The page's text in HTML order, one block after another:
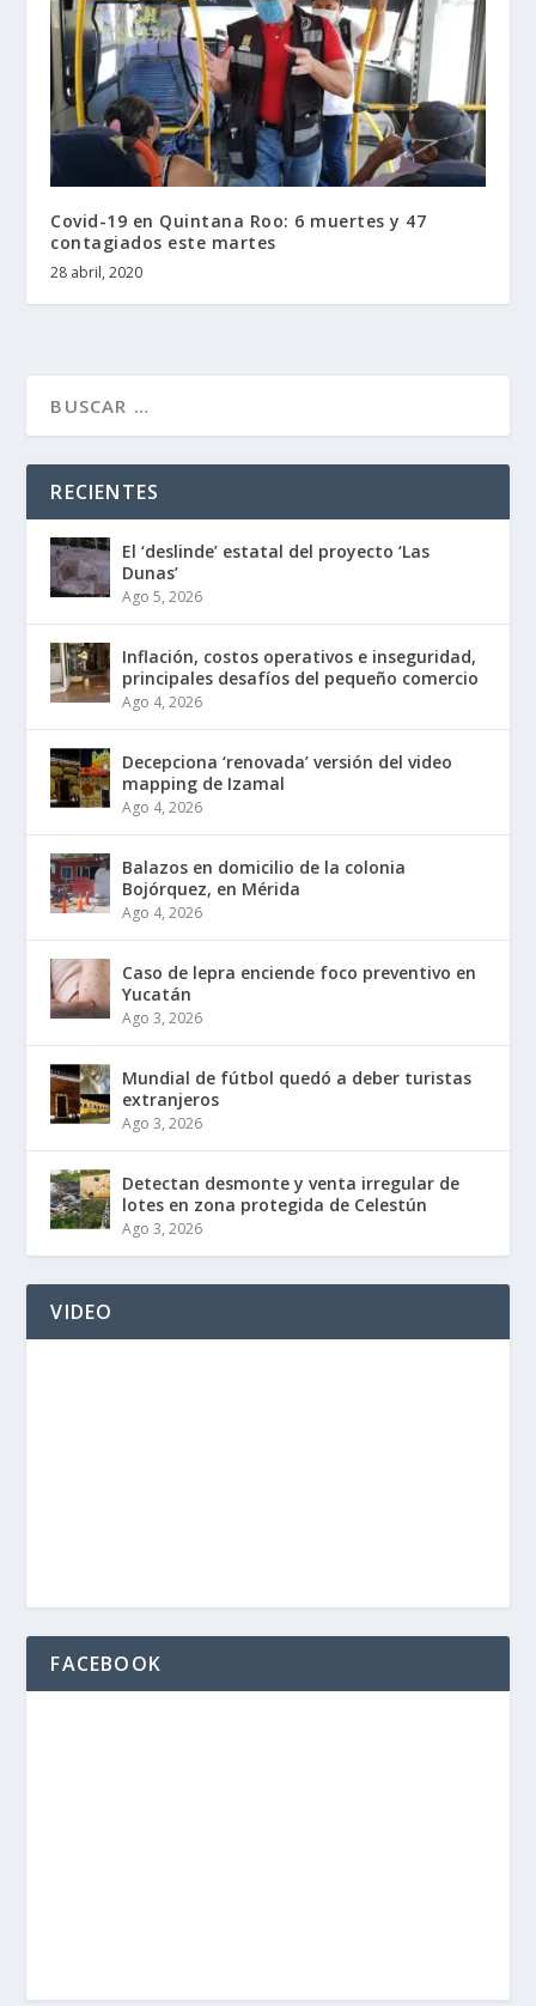
Covid-19 en Quintana Roo: 6 muertes y 47
contagiados este martes
28 abril, 2020
RECIENTES
El ‘deslinde’ estatal del proyecto ‘Las
Dunas’
Ago 5, 2026
Inflación, costos operativos e inseguridad,
principales desafíos del pequeño comercio
Ago 4, 2026
Decepciona ‘renovada’ versión del video
mapping de Izamal
Ago 4, 2026
Balazos en domicilio de la colonia
Bojórquez, en Mérida
Ago 4, 2026
Caso de lepra enciende foco preventivo en
Yucatán
Ago 3, 2026
Mundial de fútbol quedó a deber turistas
extranjeros
Ago 3, 2026
Detectan desmonte y venta irregular de
lotes en zona protegida de Celestún
Ago 3, 2026
VIDEO
FACEBOOK